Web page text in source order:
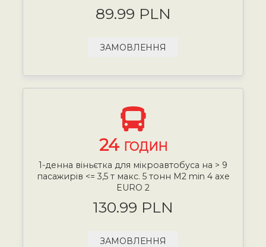
89.99 PLN
ЗАМОВЛЕННЯ
24 ГОДИН
1-денна віньєтка для мікроавтобуса на > 9
пасажирів <= 3,5 т макс. 5 тонн М2 min 4 axe
EURO 2
130.99 PLN
ЗАМОВЛЕННЯ